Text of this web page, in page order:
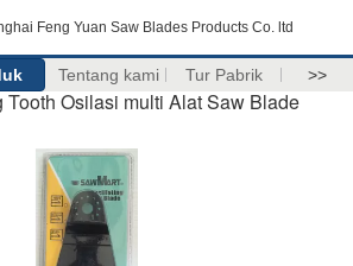
Feng Yuan Saw Blades Products Co. ltd
Tentang kami Tur Pabrik >>
Osilasi multi Alat Saw Blade